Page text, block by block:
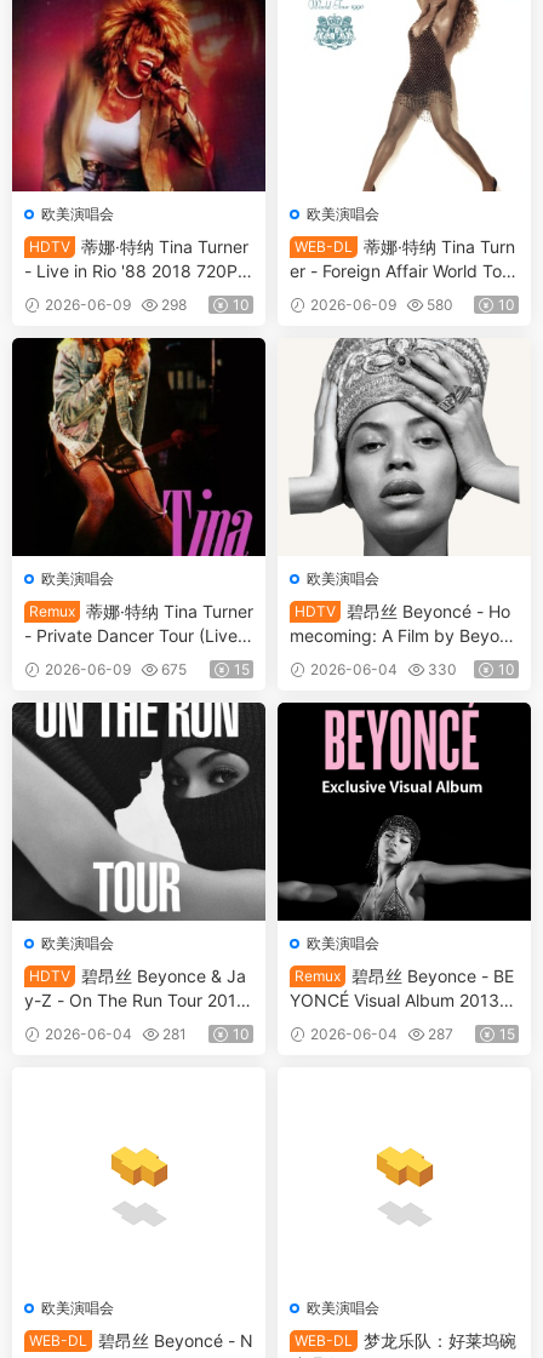
欧美演唱会
HDTV 蒂娜·特纳 Tina Turner
- Live in Rio '88 2018 720P
[HDTV TS 4.23GB]
2026-06-09 298 10
欧美演唱会
WEB-DL 蒂娜·特纳 Tina Turn
er - Foreign Affair World Tour
1990 Live From Barcelona
[WEB-DL 1080P 6.17GB]
2026-06-09 580 10
欧美演唱会
Remux 蒂娜·特纳 Tina Turner
- Private Dancer Tour (Live F
rom NEC Birmingham 1984 1
080P) [Remux MKV 16GB]
2026-06-09 675 15
欧美演唱会
HDTV 碧昂丝 Beyoncé - Ho
mecoming: A Film by Beyonc
é 2019 [WEB-DL MKV 7.17G]
2026-06-04 330 10
欧美演唱会
HDTV 碧昂丝 Beyonce & Ja
y-Z - On The Run Tour 2014
1080i [HDTV TS 15.8GB]
2026-06-04 281 10
欧美演唱会
Remux 碧昂丝 Beyonce - BE
YONCÉ Visual Album 2013
[Remux MKV 21.2GB]
2026-06-04 287 15
欧美演唱会
WEB-DL 碧昂丝 Beyoncé - N
欧美演唱会
WEB-DL 梦龙乐队：好莱坞碗